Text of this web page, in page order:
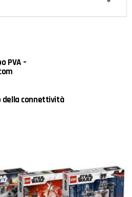
PVA –
connettività